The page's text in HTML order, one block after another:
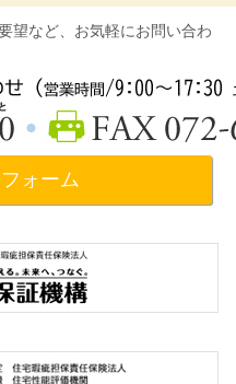
望など、お気軽にお問い合わ
ォーム